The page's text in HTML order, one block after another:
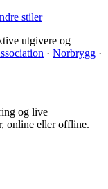
stiler
utgivere og
· Norbrygg ·
og live
online eller offline.